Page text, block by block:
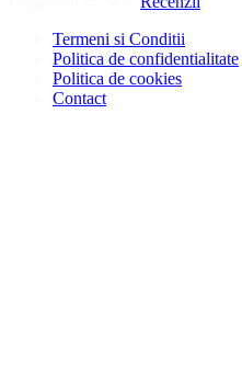
Termeni si Conditii
Politica de confidentialitate
Politica de cookies
Contact